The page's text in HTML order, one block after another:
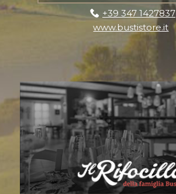
+39 347 1427837
www.bustistore.it